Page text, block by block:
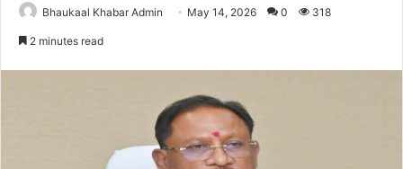
Bhaukaal Khabar Admin May 14, 2026 0 318
2 minutes read